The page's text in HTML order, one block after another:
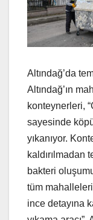
Altındağ’da
Altındağ’ın
konteynerleri,
sayesinde
yıkanıyor.
kaldırılmadan
bakteri
tüm
ince detayına